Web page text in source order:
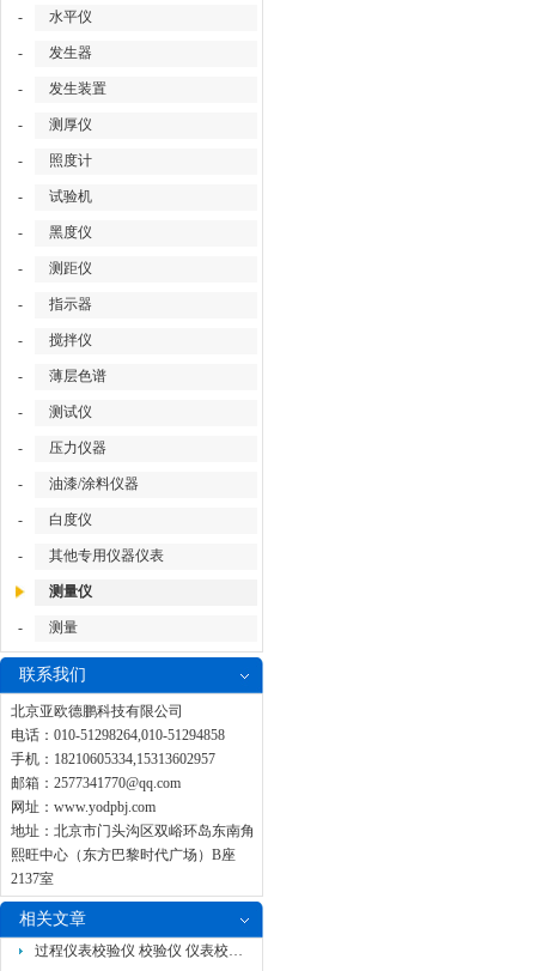
- 水平仪
- 发生器
- 发生装置
- 测厚仪
- 照度计
- 试验机
- 黑度仪
- 测距仪
- 指示器
- 搅拌仪
- 薄层色谱
- 测试仪
- 压力仪器
- 油漆/涂料仪器
- 白度仪
- 其他专用仪器仪表
测量仪
- 测量
联系我们
北京亚欧德鹏科技有限公司
电话：010-51298264,010-51294858
手机：18210605334,15313602957
邮箱： 2577341770@qq.com
网址： www.yodpbj.com
地址：北京市门头沟区双峪环岛东南角
熙旺中心（东方巴黎时代广场）B座
2137室
相关文章
过程仪表校验仪 校验仪 仪表校验仪